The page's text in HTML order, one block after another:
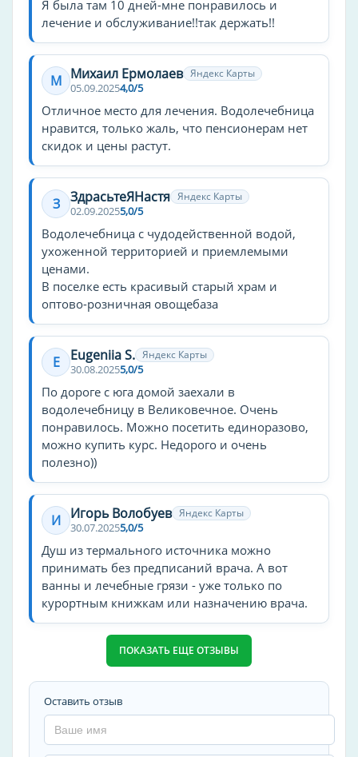
Я была там 10 дней-мне понравилось и
лечение и обслуживание!!так держать!!
М Михаил Ермолаев Яндекс Карты
05.09.20254,0/5
Отличное место для лечения. Водолечебница
нравится, только жаль, что пенсионерам нет
скидок и цены растут.
З ЗдрасьтеЯНастя Яндекс Карты
02.09.20255,0/5
Водолечебница с чудодейственной водой,
ухоженной территорией и приемлемыми
ценами.
В поселке есть красивый старый храм и
оптово-розничная овощебаза
E Eugeniia S. Яндекс Карты
30.08.20255,0/5
По дороге с юга домой заехали в
водолечебницу в Великовечное. Очень
понравилось. Можно посетить единоразово,
можно купить курс. Недорого и очень
полезно))
И Игорь Волобуев Яндекс Карты
30.07.20255,0/5
Душ из термального источника можно
принимать без предписаний врача. А вот
ванны и лечебные грязи - уже только по
курортным книжкам или назначению врача.
ПОКАЗАТЬ ЕЩЕ ОТЗЫВЫ
Оставить отзыв